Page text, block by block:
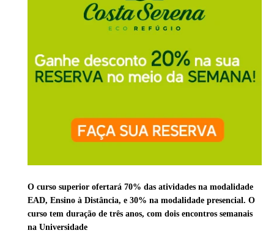
O curso superior ofertará 70% das atividades na modalidade
EAD, Ensino à Distância, e 30% na modalidade presencial. O
curso tem duração de três anos, com dois encontros semanais
na Universidade